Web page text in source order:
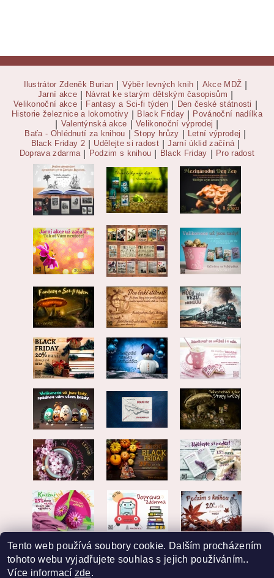
Ilustrátor Zdeněk Burian Výběr levných knih Akce MDŽ
Jarní akce Návrat ke starým dětským časopisům
Velikonoční akce Fantasy a Sci-fi týden Den české státnosti
Historie železnice a lokomotivy Black Friday Povánoční nadílka
Valentýnská akce Velikonoční výprodej
Baťa - Ohlédnutí za knihou Stopy hrůzy Letní výprodej
Black Friday 2 Udělejte si radost Jarní úklid začíná
Doprava zdarma Podzim s knihou Black Friday Pro radost
Tento web používá soubory cookie. Dalším procházením
tohoto webu vyjadřujete souhlas s jejich používáním..
Více informací zde.